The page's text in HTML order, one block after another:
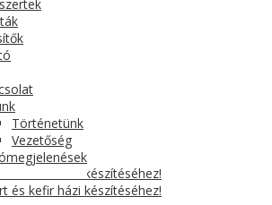
Történetünk
Vezetőség